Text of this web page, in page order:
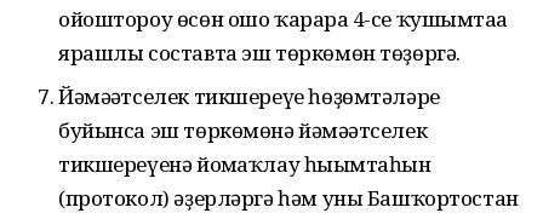
ойоштороу өсөн ошо ҡарарға 4-се ҡушымтаға
ярашлы составта эш төркөмөн төҙөргә.
Йәмәғәтселек тикшереүе һөҙөмтәләре
буйынса эш төркөмөнә йәмәғәтселек
тикшереүенә йомғаҡлау һығымтаһын
(протокол) әҙерләргә һәм уны Башҡортостан